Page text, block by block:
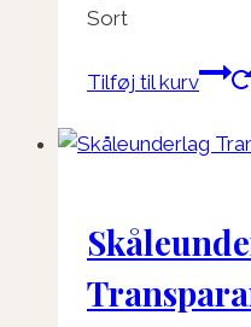
Sort
Tilføj til kurv